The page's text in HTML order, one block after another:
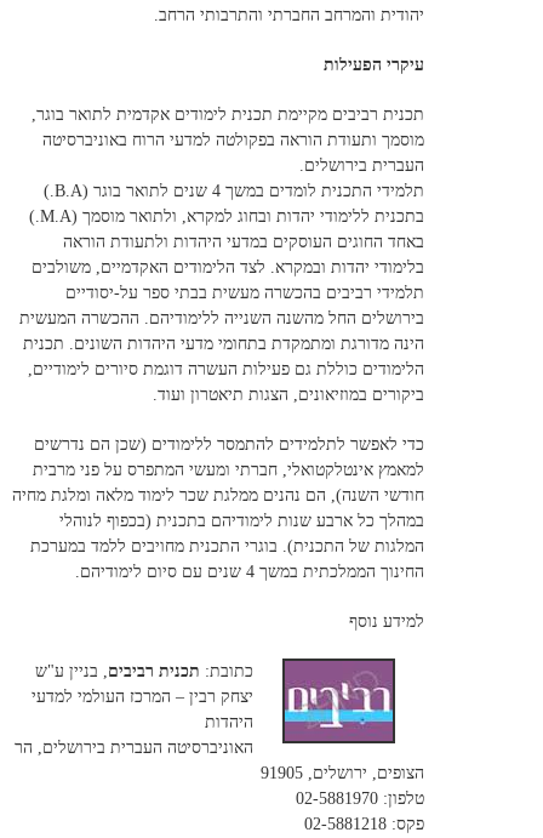
יהודית והמרחב החברתי והתרבותי הרחב.
עיקרי הפעילות
תכנית רביבים מקיימת תכנית לימודים אקדמית לתואר בוגר,
מוסמך ותעודת הוראה בפקולטה למדעי הרוח באוניברסיטה
העברית בירושלים.
תלמידי התכנית לומדים במשך 4 שנים לתואר בוגר (B.A.)
בתכנית ללימודי יהדות ובחוג למקרא, ולתואר מוסמך (M.A.)
באחד החוגים העוסקים במדעי היהדות ולתעודת הוראה
בלימודי יהדות ובמקרא. לצד הלימודים האקדמיים, משולבים
תלמידי רביבים בהכשרה מעשית בבתי ספר על-יסודיים
בירושלים החל מהשנה השנייה ללימודיהם. ההכשרה המעשית
הינה מדורגת ומתמקדת בתחומי מדעי היהדות השונים. תכנית
הלימודים כוללת גם פעילות העשרה דוגמת סיורים לימודיים,
ביקורים במוזיאונים, הצגות תיאטרון ועוד.
כדי לאפשר לתלמידים להתמסר ללימודים (שכן הם נדרשים
למאמץ אינטלקטואלי, חברתי ומעשי המתפרס על פני מרבית
חודשי השנה), הם נהנים ממלגת שכר לימוד מלאה ומלגת מחיה
במהלך כל ארבע שנות לימודיהם בתכנית (בכפוף לנוהלי
המלגות של התכנית). בוגרי התכנית מחויבים ללמד במערכת
החינוך הממלכתית במשך 4 שנים עם סיום לימודיהם.
למידע נוסף
כתובת: תכנית רביבים , בניין ע"ש
יצחק רבין – המרכז העולמי למדעי
היהדות
האוניברסיטה העברית בירושלים, הר
הצופים, ירושלים, 91905
טלפון: 02-5881970
פקס: 02-5881218